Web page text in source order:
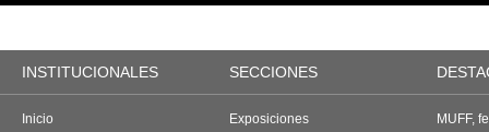
INSTITUCIONALES SECCIONES
Inicio
Exposiciones
MUFF,